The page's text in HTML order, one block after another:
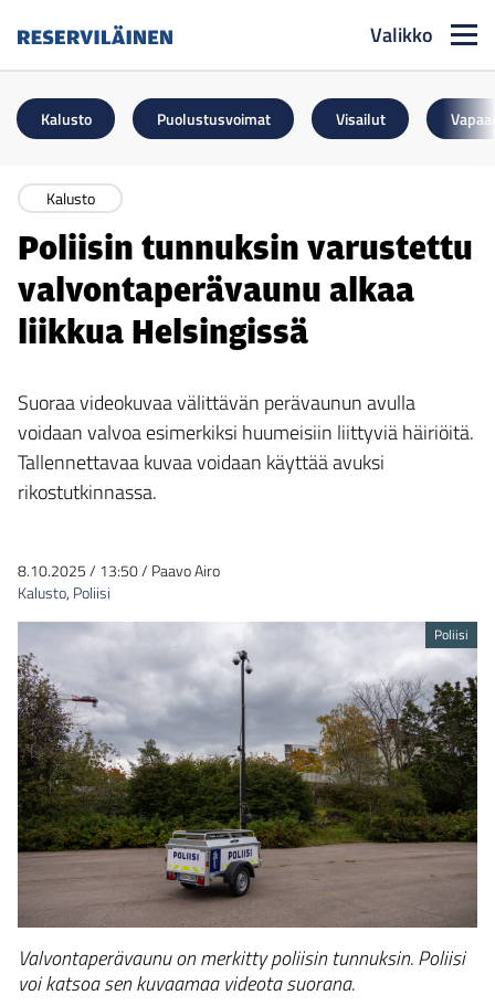
Valikko
Kalusto Puolustusvoimat Visailut
Kalusto
Poliisin tunnuksin varustettu
valvontaperävaunu alkaa
liikkua Helsingissä
Suoraa videokuvaa välittävän perävaunun avulla
voidaan valvoa esimerkiksi huumeisiin liittyviä häiriöitä.
Tallennettavaa kuvaa voidaan käyttää avuksi
rikostutkinnassa.
8.10.2025/ 13:50/ Paavo Airo
Kalusto, Poliisi
Poliisi
Valvontaperävaunu on merkitty poliisin tunnuksin. Poliisi
voi katsoa sen kuvaamaa videota suorana.